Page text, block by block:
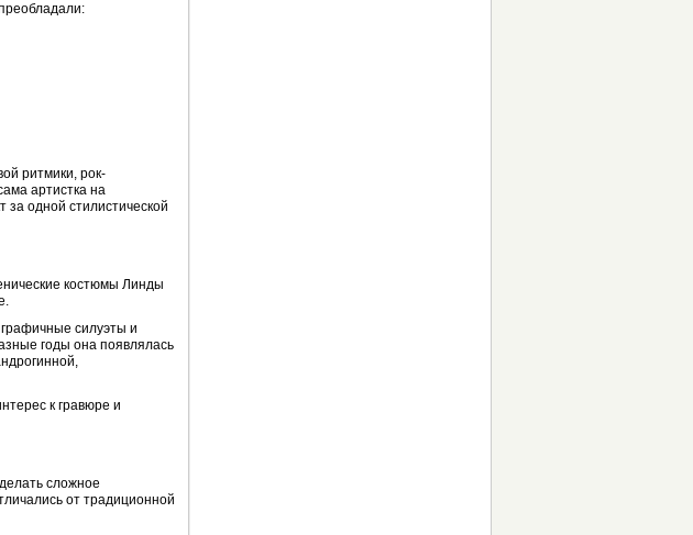
ритмики, рок-
артистка на
одной стилистической
костюмы Линды
силуэты и
годы она появлялась
к гравюре и
сложное
от традиционной